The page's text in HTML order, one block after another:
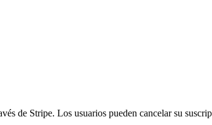
de Stripe. Los usuarios pueden cancelar su